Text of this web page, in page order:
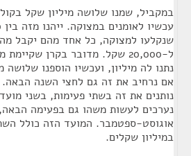
במקביל, שמנו שלושה מיליון שקל
ל-20,000 שקל. מדובר בקרן
נתנו לה מיליון, ועכשיו הוספנו שלושה
אם נרחיב את זה גם לחצי השנה הבאה.
נותנים את זה בשתי פעימות, בשני
נערכים לעשות משהו גם בפעימה
אוגוסט-ספטמבר. המועד הזה כולל
במיליון שקלים.